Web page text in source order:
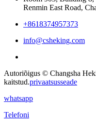
Renmin East Road,
+8618374957373
info@csheking.com
Autoriõigus © Changsha
kaitstud.privaatsusseade
whatsapp
Telefoni